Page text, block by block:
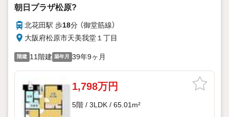
朝日プラザ松原?
北花田駅 歩18分 （御堂筋線）
大阪府松原市天美我堂１丁目
階建 11階建 築年月 39年9ヶ月
1,798万円
5階 / 3LDK / 65.01m²